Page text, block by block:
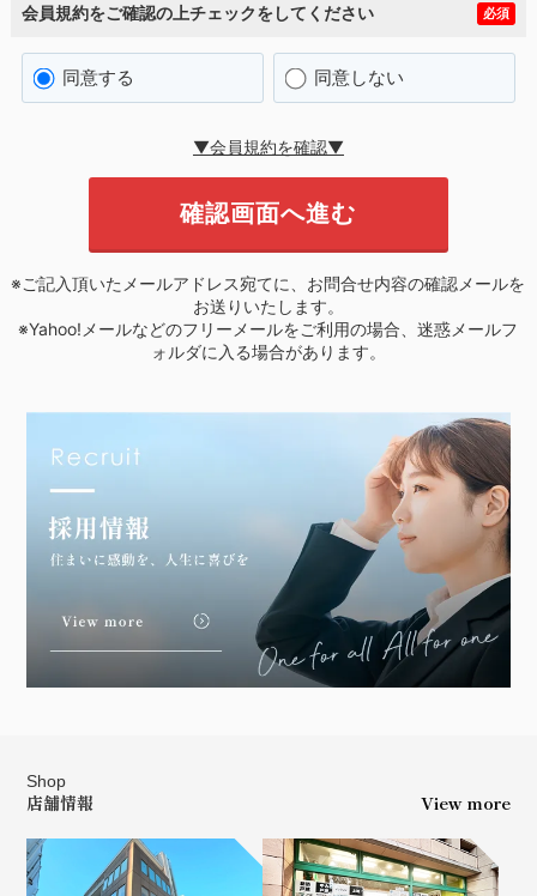
会員規約をご確認の上チェックをしてください 必須
同意する 同意しない
▼会員規約を確認▼
※ご記入頂いたメールアドレス宛てに、お問合せ内容の確認メールを
お送りいたします。
※Yahoo!メールなどのフリーメールをご利用の場合、迷惑メールフ
ォルダに入る場合があります。
Shop
店舗情報 View more